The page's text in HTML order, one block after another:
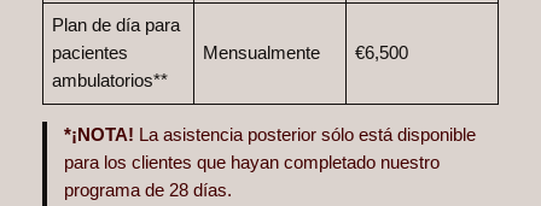
Plan de día para
pacientes
ambulatorios**
Mensualmente €6,500
*¡NOTA! La asistencia posterior sólo está disponible
para los clientes que hayan completado nuestro
programa de 28 días.